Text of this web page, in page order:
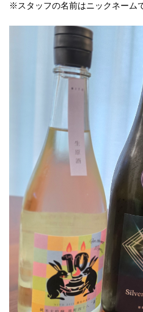
※スタッフの名前はニックネーム